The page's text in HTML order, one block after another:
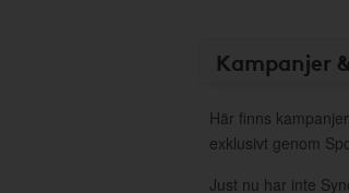
Kampanjer
Här finns
exklusivt genom
Just nu har inte